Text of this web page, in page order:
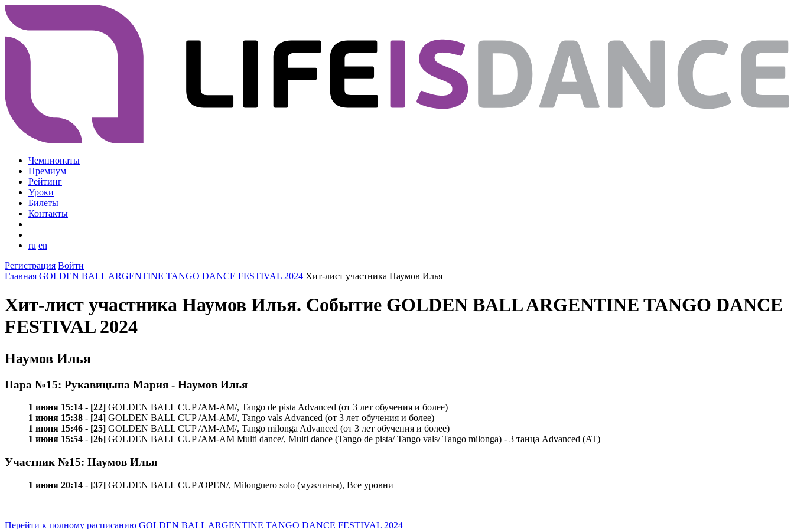
Чемпионаты
Премиум
Рейтинг
Уроки
Билеты
Контакты
ru en
Регистрация Войти
Главная GOLDEN BALL ARGENTINE TANGO DANCE FESTIVAL 2024 Хит-лист участника Наумов Илья
Хит-лист участника Наумов Илья. Событие GOLDEN BALL ARGENTINE TANGO DANCE
FESTIVAL 2024
Наумов Илья
Пара №15: Рукавицына Мария - Наумов Илья
1 июня 15:14 - [22] GOLDEN BALL CUP /AM-AM/, Tango de pista Advanced (от 3 лет обучения и более)
1 июня 15:38 - [24] GOLDEN BALL CUP /AM-AM/, Tango vals Advanced (от 3 лет обучения и более)
1 июня 15:46 - [25] GOLDEN BALL CUP /AM-AM/, Tango milonga Advanced (от 3 лет обучения и более)
1 июня 15:54 - [26] GOLDEN BALL CUP /AM-AM Multi dance/, Multi dance (Tango de pista/ Tango vals/ Tango milonga) - 3 танца Advanced (AT)
Участник №15: Наумов Илья
1 июня 20:14 - [37] GOLDEN BALL CUP /OPEN/, Milonguero solo (мужчины), Все уровни
Перейти к полному расписанию GOLDEN BALL ARGENTINE TANGO DANCE FESTIVAL 2024